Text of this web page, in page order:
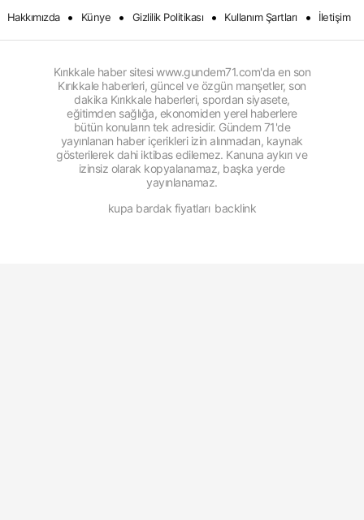
Hakkımızda • Künye • Gizlilik Politikası • Kullanım Şartları • İletişim
Kırıkkale haber sitesi www.gundem71.com'da en son
Kırıkkale haberleri, güncel ve özgün manşetler, son
dakika Kırıkkale haberleri, spordan siyasete,
eğitimden sağlığa, ekonomiden yerel haberlere
bütün konuların tek adresidir. Gündem 71'de
yayınlanan haber içerikleri izin alınmadan, kaynak
gösterilerek dahi iktibas edilemez. Kanuna aykırı ve
izinsiz olarak kopyalanamaz, başka yerde
yayınlanamaz.
kupa bardak fiyatları backlink